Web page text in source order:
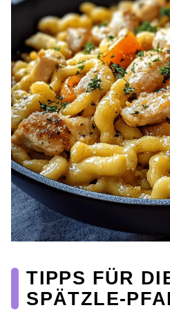
TIPPS FÜR
SPÄTZLE-